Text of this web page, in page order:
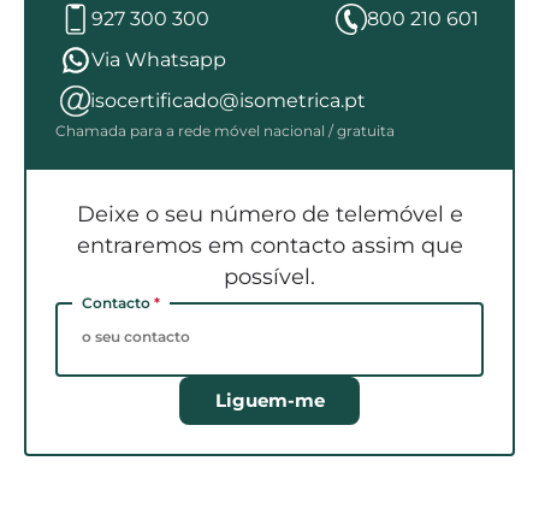
927 300 300
800 210 601
Via Whatsapp
isocertificado@isometrica.pt
Chamada para a rede móvel nacional / gratuita
Deixe o seu número de telemóvel e
entraremos em contacto assim que
possível.
Contacto *
Liguem-me